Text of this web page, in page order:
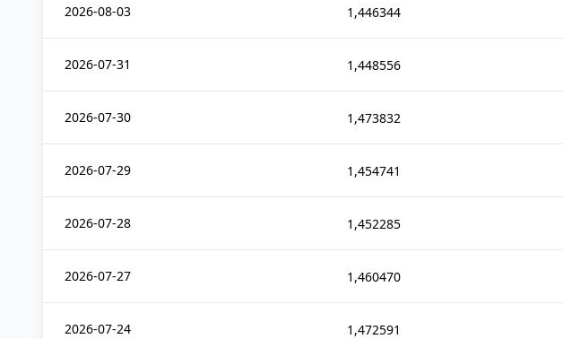
2026-08-03 1,446344
2026-07-31 1,448556
2026-07-30 1,473832
2026-07-29 1,454741
2026-07-28 1,452285
2026-07-27 1,460470
2026-07-24 1,472591